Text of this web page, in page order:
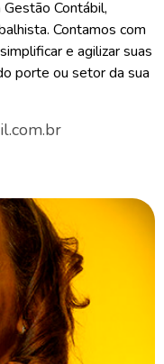
Contábil,
Contamos com
e agilizar suas
porte ou setor da sua